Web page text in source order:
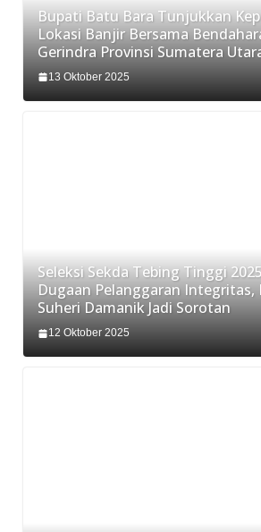
Bupati Batu Bara Tunjukkan
Lokasi Banjir Bersama
Gerindra Provinsi Sumatera
13 Oktober 2025
Seleksi Sekda Tebing Tinggi
Dugaan Pelanggaran Integritas,
Suheri Damanik Jadi Sorotan
12 Oktober 2025